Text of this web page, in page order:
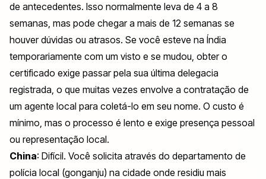
de antecedentes. Isso normalmente leva de 4 a 8
semanas, mas pode chegar a mais de 12 semanas se
houver dúvidas ou atrasos. Se você esteve na Índia
temporariamente com um visto e se mudou, obter o
certificado exige passar pela sua última delegacia
registrada, o que muitas vezes envolve a contratação de
um agente local para coletá-lo em seu nome. O custo é
mínimo, mas o processo é lento e exige presença pessoal
ou representação local.
China: Difícil. Você solicita através do departamento de
polícia local (gonganju) na cidade onde residiu mais